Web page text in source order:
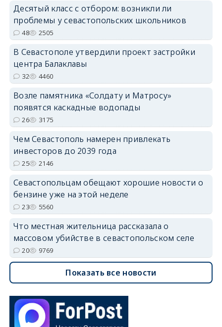
Десятый класс с отбором: возникли ли
проблемы у севастопольских школьников
48 2505
В Севастополе утвердили проект застройки
центра Балаклавы
32 4460
Возле памятника «Солдату и Матросу»
появятся каскадные водопады
26 3175
Чем Севастополь намерен привлекать
инвесторов до 2039 года
25 2146
Севастопольцам обещают хорошие новости о
бензине уже на этой неделе
23 5560
Что местная жительница рассказала о
массовом убийстве в севастопольском селе
20 9769
Показать все новости